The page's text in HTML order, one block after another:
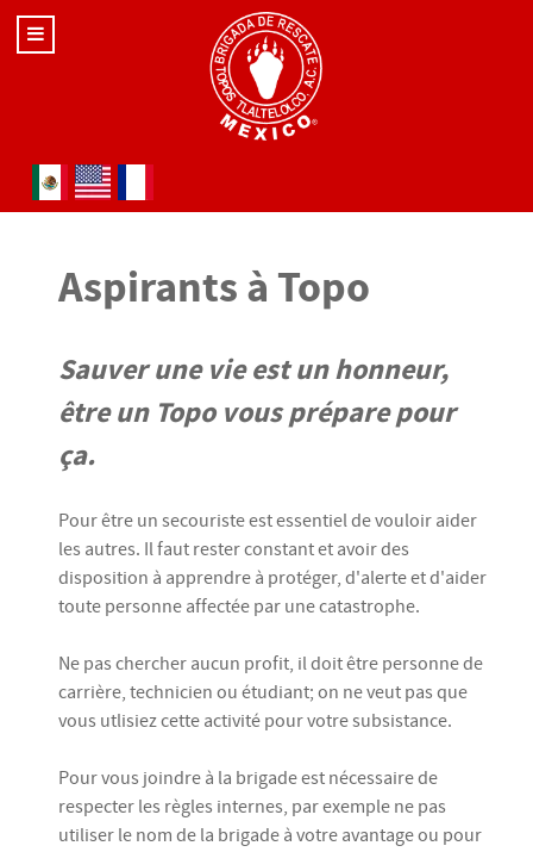
Sélectionnez votre langue
Aspirants à Topo
Sauver une vie est un honneur,
être un Topo vous prépare pour
ça.
Pour être un secouriste est essentiel de vouloir aider
les autres. Il faut rester constant et avoir des
disposition à apprendre à protéger, d'alerte et d'aider
toute personne affectée par une catastrophe.
Ne pas chercher aucun profit, il doit être personne de
carrière, technicien ou étudiant; on ne veut pas que
vous utlisiez cette activité pour votre subsistance.
Pour vous joindre à la brigade est nécessaire de
respecter les règles internes, par exemple ne pas
utiliser le nom de la brigade à votre avantage ou pour